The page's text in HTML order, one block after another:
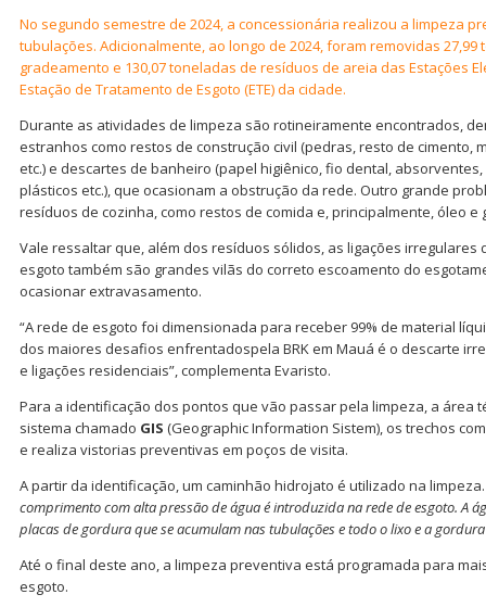
No segundo semestre de 2024, a concessionária realizou a limpeza
tubulações. Adicionalmente, ao longo de 2024, foram removidas
gradeamento e 130,07 toneladas de resíduos de areia das Estações
Estação de Tratamento de Esgoto (ETE) da cidade.
Durante as atividades de limpeza são rotineiramente encontrados,
estranhos como restos de construção civil (pedras, resto de cimento,
etc.) e descartes de banheiro (papel higiênico, fio dental,
plásticos etc.), que ocasionam a obstrução da rede. Outro grande
resíduos de cozinha, como restos de comida e, principalmente, óleo e
Vale ressaltar que, além dos resíduos sólidos, as ligações irregulares
esgoto também são grandes vilãs do correto escoamento do
ocasionar extravasamento.
“A rede de esgoto foi dimensionada para receber 99% de material
dos maiores desafios enfrentadospela BRK em Mauá é o descarte
e ligações residenciais”, complementa Evaristo.
Para a identificação dos pontos que vão passar pela limpeza, a área
sistema chamado GIS (Geographic Information Sistem), os trechos
e realiza vistorias preventivas em poços de visita.
A partir da identificação, um caminhão hidrojato é utilizado na limpeza.
comprimento com alta pressão de água é introduzida na rede de esgoto. A
placas de gordura que se acumulam nas tubulações e todo o lixo e a
Até o final deste ano, a limpeza preventiva está programada para
esgoto.